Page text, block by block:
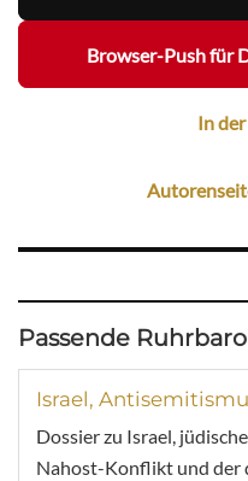
Browser-Push für
In
Passende
Israel,
Dossier zu Israel,
Nahost-Konflikt und der